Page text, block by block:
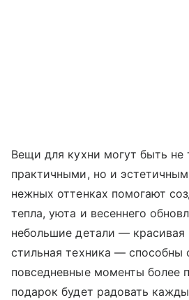
Вещи для кухни могут быть не
практичными, но и
нежных оттенках помогают
тепла, уюта и весеннего
небольшие детали — красивая
стильная техника — способны
повседневные моменты более
подарок будет радовать